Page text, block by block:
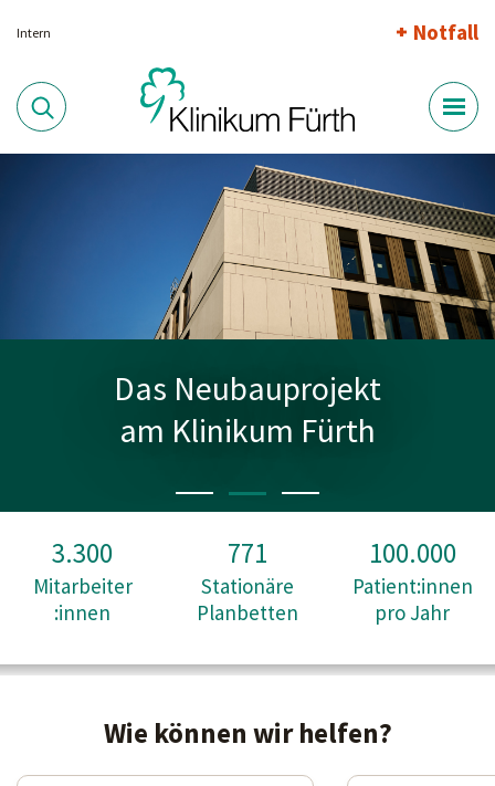
Intern Notfall
Das Neubauprojekt
am Klinikum Fürth
3.300
Mitarbeiter
:innen
771
Stationäre
Planbetten
100.000
Patient:innen
pro Jahr
Wie können wir helfen?